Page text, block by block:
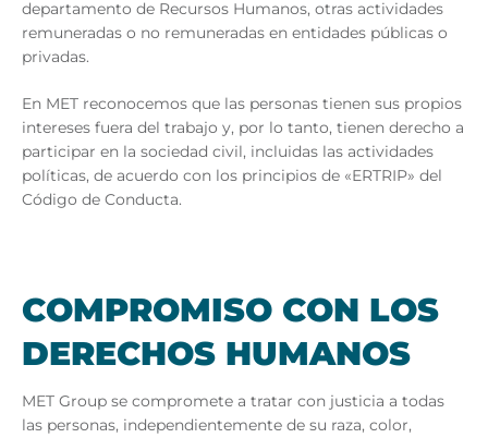
departamento de Recursos Humanos, otras actividades
remuneradas o no remuneradas en entidades públicas o
privadas.
En MET reconocemos que las personas tienen sus propios
intereses fuera del trabajo y, por lo tanto, tienen derecho a
participar en la sociedad civil, incluidas las actividades
políticas, de acuerdo con los principios de «ERTRIP» del
Código de Conducta.
COM­PRO­MI­SO CON LOS
DE­RE­CHOS HU­MA­NOS
MET Group se compromete a tratar con justicia a todas
las personas, independientemente de su raza, color,